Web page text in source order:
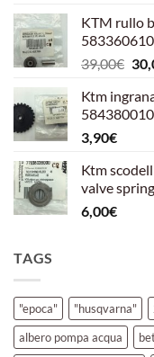
era:
KTM rullo
39,00€ Il
era:
Ktm
3,90€
Ktm
valve
6,00€
TAGS
"epoca" "husqvarna"
albero pompa acqua